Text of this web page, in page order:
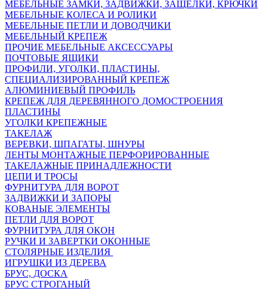
МЕБЕЛЬНЫЕ ЗАМКИ, ЗАДВИЖКИ, ЗАЩЕЛКИ, КРЮЧКИ
МЕБЕЛЬНЫЕ КОЛЕСА И РОЛИКИ
МЕБЕЛЬНЫЕ ПЕТЛИ И ДОВОДЧИКИ
МЕБЕЛЬНЫЙ КРЕПЕЖ
ПРОЧИЕ МЕБЕЛЬНЫЕ АКСЕССУАРЫ
ПОЧТОВЫЕ ЯЩИКИ
ПРОФИЛИ, УГОЛКИ, ПЛАСТИНЫ,
СПЕЦИАЛИЗИРОВАННЫЙ КРЕПЕЖ
АЛЮМИНИЕВЫЙ ПРОФИЛЬ
КРЕПЕЖ ДЛЯ ДЕРЕВЯННОГО ДОМОСТРОЕНИЯ
ПЛАСТИНЫ
УГОЛКИ КРЕПЕЖНЫЕ
ТАКЕЛАЖ
ВЕРЕВКИ, ШПАГАТЫ, ШНУРЫ
ЛЕНТЫ МОНТАЖНЫЕ ПЕРФОРИРОВАННЫЕ
ТАКЕЛАЖНЫЕ ПРИНАДЛЕЖНОСТИ
ЦЕПИ И ТРОСЫ
ФУРНИТУРА ДЛЯ ВОРОТ
ЗАДВИЖКИ И ЗАПОРЫ
КОВАНЫЕ ЭЛЕМЕНТЫ
ПЕТЛИ ДЛЯ ВОРОТ
ФУРНИТУРА ДЛЯ ОКОН
РУЧКИ И ЗАВЕРТКИ ОКОННЫЕ
СТОЛЯРНЫЕ ИЗДЕЛИЯ
ИГРУШКИ ИЗ ДЕРЕВА
БРУС, ДОСКА
БРУС СТРОГАНЫЙ